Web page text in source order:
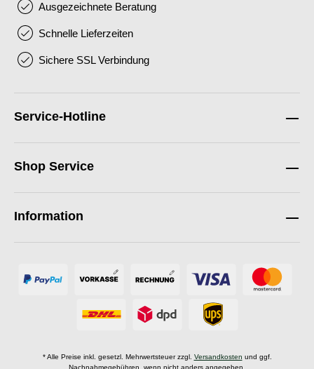
Ausgezeichnete Beratung
Schnelle Lieferzeiten
Sichere SSL Verbindung
Service-Hotline
Shop Service
Information
* Alle Preise inkl. gesetzl. Mehrwertsteuer zzgl. Versandkosten und ggf.
Nachnahmegebühren, wenn nicht anders angegeben.